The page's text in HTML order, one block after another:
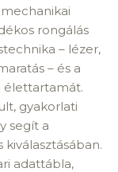
rongálás
– lézer,
– és a
élettartamát.
gyakorlati
segít a
adattábla,